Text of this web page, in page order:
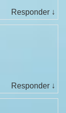
Responder ↓
Responder ↓